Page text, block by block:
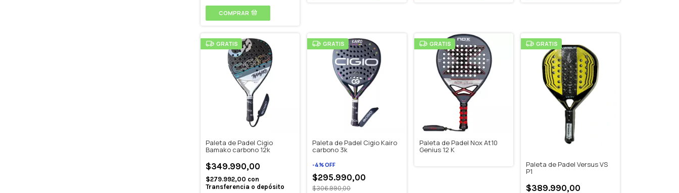
COMPRAR
GRATIS
Paleta de Padel Cigio
Bamako carbono 12k
$349.990,00
$279.992,00 con
Transferencia o depósito
GRATIS
Paleta de Padel Cigio Kairo
carbono 3k
-4%OFF
$295.990,00
$306.990,00
GRATIS
Paleta de Padel Nox At10
Genius 12 K
GRATIS
Paleta de Padel Versus VS
P1
$389.990,00